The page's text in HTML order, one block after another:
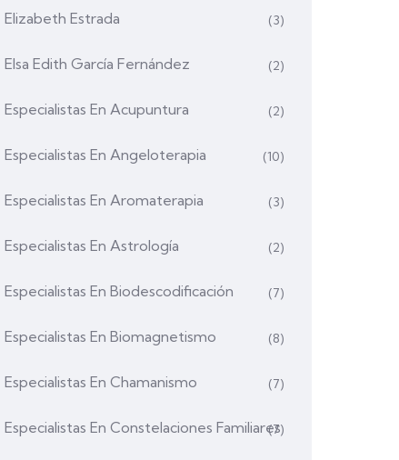
Elizabeth Estrada (3)
Elsa Edith García Fernández (2)
Especialistas En Acupuntura (2)
Especialistas En Angeloterapia (10)
Especialistas En Aromaterapia (3)
Especialistas En Astrología (2)
Especialistas En Biodescodificación (7)
Especialistas En Biomagnetismo (8)
Especialistas En Chamanismo (7)
Especialistas En Constelaciones Familiares
(7)